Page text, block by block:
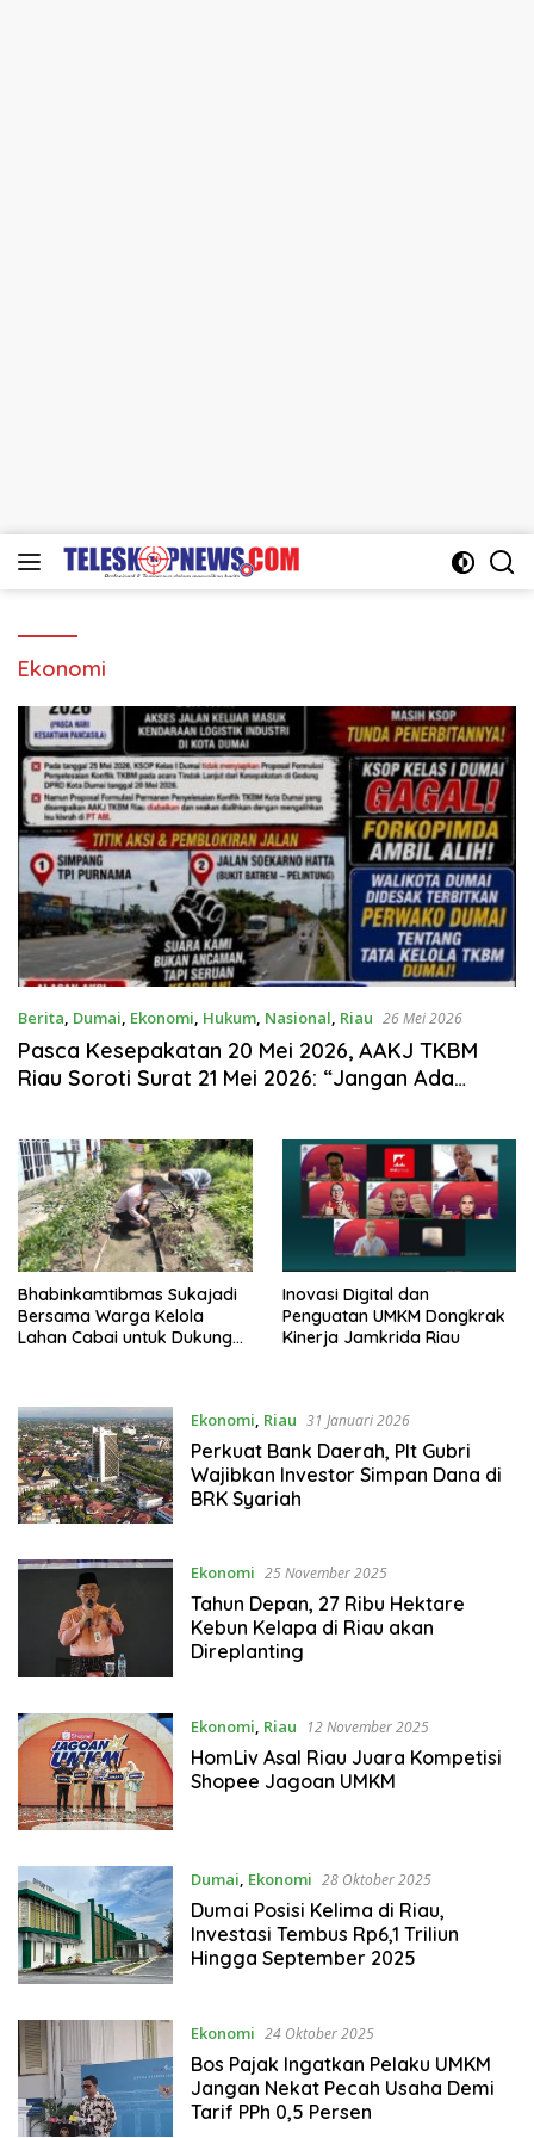
Langsung
Ekonomi
Berita, Dumai, Ekonomi, Hukum, Nasional, Riau 26 Mei 2026
Pasca Kesepakatan 20 Mei 2026, AAKJ TKBM
Riau Soroti Surat 21 Mei 2026: “Jangan Ada
Dumai”
Bhabinkamtibmas Sukajadi
Bersama Warga Kelola
Lahan Cabai untuk Dukung
Inovasi Digital dan
Penguatan UMKM Dongkrak
Kinerja Jamkrida Riau
Ekonomi, Riau 31 Januari 2026
Perkuat Bank Daerah, Plt Gubri
Wajibkan Investor Simpan Dana di
BRK Syariah
Ekonomi 25 November 2025
Tahun Depan, 27 Ribu Hektare
Kebun Kelapa di Riau akan
Direplanting
Ekonomi Riau 12 November 2025
HomLiv Asal Riau Juara Kompetisi
Shopee Jagoan UMKM
Dumai, Ekonomi 28 Oktober 2025
Dumai Posisi Kelima di Riau,
Investasi Tembus Rp6,1 Triliun
Hingga September 2025
Ekonomi 24 Oktober 2025
Bos Pajak Ingatkan Pelaku UMKM
Jangan Nekat Pecah Usaha Demi
Tarif PPh 0,5 Persen